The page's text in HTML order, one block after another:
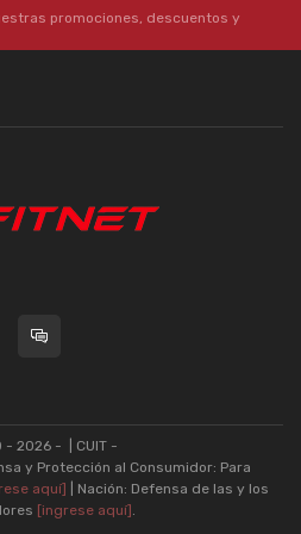
promociones, descuentos y
- 2026 -
| CUIT -
y Protección al Consumidor: Para
aquí]
| Nación: Defensa de las y los
[ingrese aquí] .